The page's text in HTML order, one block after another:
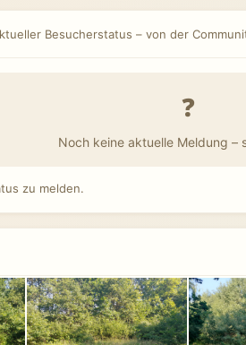
Besucherstatus – von der
❓
Noch keine aktuelle Meldung –
zu melden.